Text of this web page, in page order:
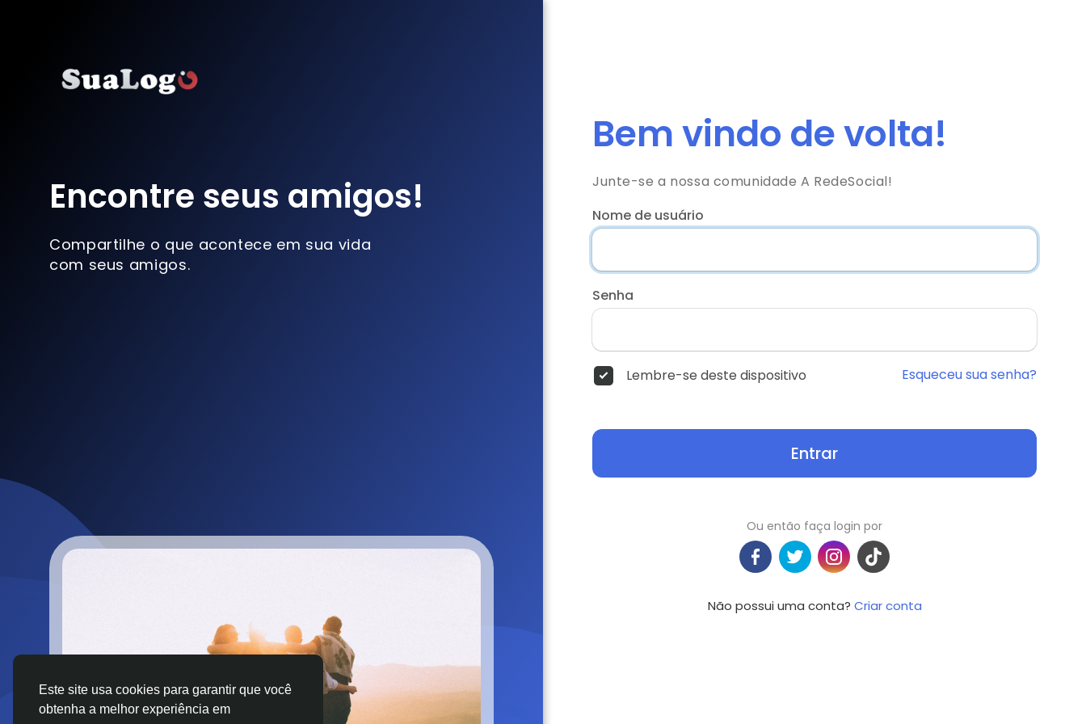
Este site usa cookies para garantir que você
obtenha a melhor experiência em
Encontre seus amigos!
Compartilhe o que acontece em sua vida
com seus amigos.
Bem vindo de volta!
Junte-se a nossa comunidade A RedeSocial!
Nome de usuário
Senha
Lembre-se deste dispositivo Esqueceu sua senha?
Entrar
Ou então faça login por
Não possui uma conta? Criar conta